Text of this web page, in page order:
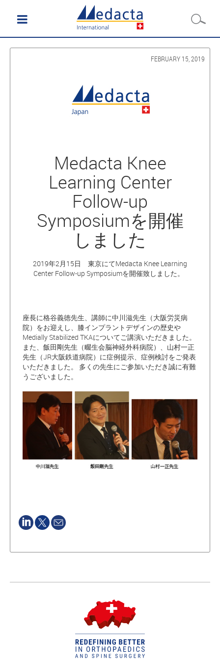
FEBRUARY 15, 2019
Medacta Knee
Learning Center
Follow-up
Symposiumを開催
しました
2019年2月15日 東京にてMedacta Knee Learning
Center Follow-up Symposiumを開催致しました。
座長に格谷義徳先生、講師に中川滋先生（大阪労災病
院）をお迎えし、膝インプラントデザインの歴史や
Medially Stabilized TKAについてご講演いただきました。
また、飯田剛先生（畷生会脳神経外科病院）、山村一正
先生（JR大阪鉄道病院）に症例提示、症例検討をご発表
いただきました。 多くの先生にご参加いただき誠に有難
うございました。